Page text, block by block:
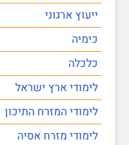
ייעוץ ארגוני
כימיה
כלכלה
לימודי ארץ ישראל
לימודי המזרח התיכון
לימודי מזרח אסיה